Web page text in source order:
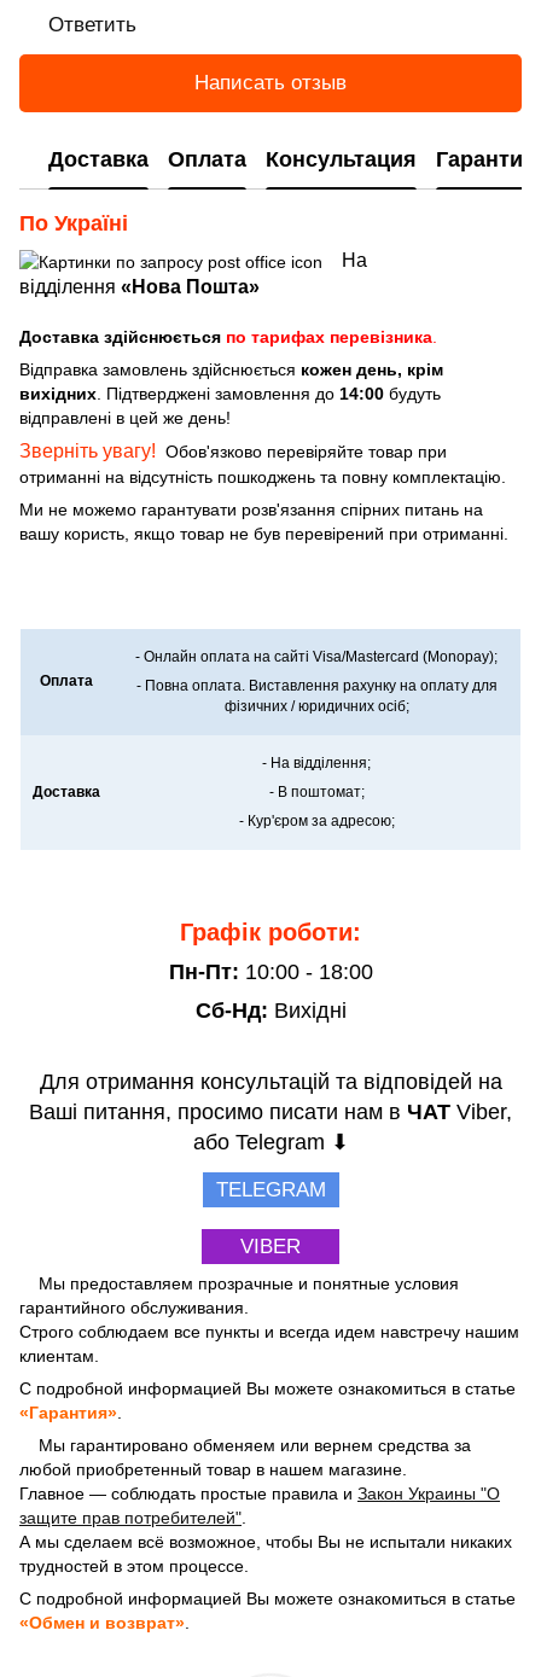
Ответить
Написать отзыв
Доставка Оплата Консультация Гарантия
По Україні
На
відділення «Нова Пошта»
Доставка здійснюється по тарифах перевізника
Відправка замовлень здійснюється кожен день, крім
вихідних . Підтверджені замовлення до 14:00 будуть
відправлені в цей же день!
Зверніть увагу! Обов'язково перевіряйте товар при
отриманні на відсутність пошкоджень та повну комплектацію.
Ми не можемо гарантувати розв'язання спірних питань на
вашу користь, якщо товар не був перевірений при отриманні.
Оплата
- Онлайн оплата на сайті Visa/Mastercard (Monopay);
- Повна оплата. Виставлення рахунку на оплату для
фізичних / юридичних осіб;
Доставка
- На відділення;
- В поштомат;
- Кур'єром за адресою;
Графік роботи:
Пн-Пт: 10:00 - 18:00
Сб-Нд: Вихідні
Для отримання консультацій та відповідей на
Ваші питання, просимо писати нам в ЧАТ Viber,
або Telegram ⬇
TELEGRAM
VIBER
Мы предоставляем прозрачные и понятные условия
гарантийного обслуживания.
Строго соблюдаем все пункты и всегда идем навстречу нашим
клиентам.
С подробной информацией Вы можете ознакомиться в статье
«Гарантия»
Мы гарантировано обменяем или вернем средства за
любой приобретенный товар в нашем магазине.
Главное — соблюдать простые правила и Закон Украины "О
защите прав потребителей"
А мы сделаем всё возможное, чтобы Вы не испытали никаких
трудностей в этом процессе.
С подробной информацией Вы можете ознакомиться в статье
«Обмен и возврат»